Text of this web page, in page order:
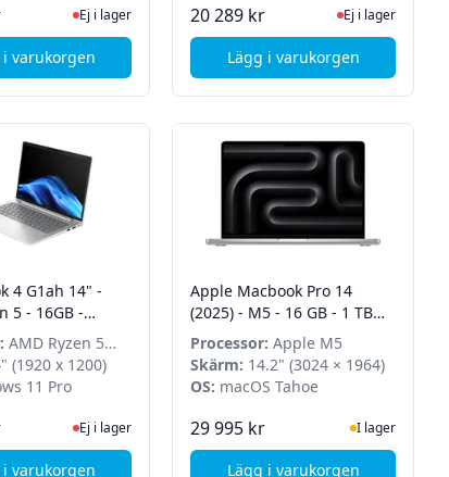
SSD - Win 11 Pro
14" 2.2K Touch - Ryzen AI 9 365 - 32GB - 1TB SSD - Win 11
Ej i lager, besök produktsidan för senaste status
Ej i lager
i varukorgen
, HP ProBook 4 G1i -14" - Intel Core Ultra 5 225U - 16GB -
20 289 kr Ej i lager, besök
Ej i lager
Lägg i varukorgen, HP EliteBook 830
för senaste status
4 G1ah 14" -
5 - 16GB -
- Win 11 Pro
AMD Ryzen 5
(1920 x 1200)
11 Pro
Ej i lager, besök produktsidan för senaste status
Ej i lager
i varukorgen
Apple Macbook Pro 14
(2025) - M5 - 16 GB - 1 TB
SSD - Silver
Processor: Apple M5
Skärm: 14.2" (3024 × 1964)
OS: macOS Tahoe
29 995 kr I lager
Lägg i varukorgen